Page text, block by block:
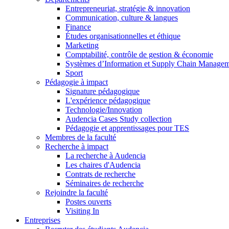
Entrepreneuriat, stratégie & innovation
Communication, culture & langues
Finance
Études organisationnelles et éthique
Marketing
Comptabilité, contrôle de gestion & économie
Systèmes d’Information et Supply Chain
Sport
Pédagogie à impact
Signature pédagogique
L'expérience pédagogique
Technologie/Innovation
Audencia Cases Study collection
Pédagogie et apprentissages pour TES
Membres de la faculté
Recherche à impact
La recherche à Audencia
Les chaires d'Audencia
Contrats de recherche
Séminaires de recherche
Rejoindre la faculté
Postes ouverts
Visiting In
Entreprises